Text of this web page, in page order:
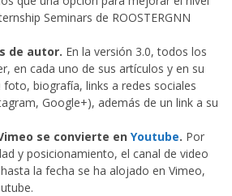
Seminars de ROOSTERGNN
de autor. En la versión 3.0, todos los
en cada uno de sus artículos y en su
biografía, links a redes sociales
Google+), además de un link a su
se convierte en Youtube. Por
y posicionamiento, el canal de video
la fecha se ha alojado en Vimeo,